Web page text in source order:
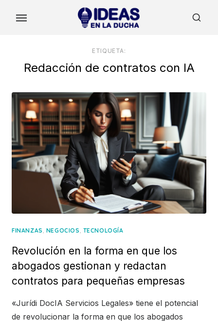
ETIQUETA:
Redacción de contratos con IA
FINANZAS, NEGOCIOS, TECNOLOGÍA
Revolución en la forma en que los
abogados gestionan y redactan
contratos para pequeñas empresas
«Jurídi DocIA Servicios Legales» tiene el potencial
de revolucionar la forma en que los abogados